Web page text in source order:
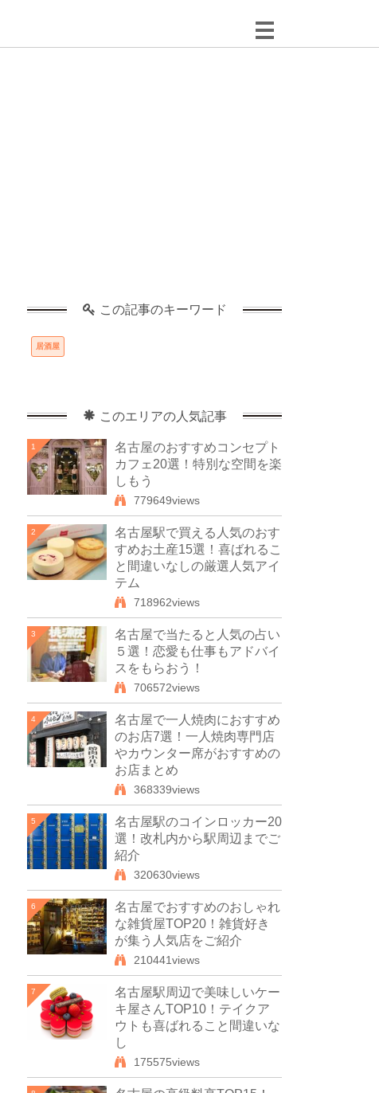
この記事のキーワード
居酒屋
このエリアの人気記事
1
名古屋のおすすめコンセプト
カフェ20選！特別な空間を楽
しもう
779649views
2
名古屋駅で買える人気のおす
すめお土産15選！喜ばれるこ
と間違いなしの厳選人気アイ
テム
718962views
3
名古屋で当たると人気の占い
５選！恋愛も仕事もアドバイ
スをもらおう！
706572views
4
名古屋で一人焼肉におすすめ
のお店7選！一人焼肉専門店
やカウンター席がおすすめの
お店まとめ
368339views
5
名古屋駅のコインロッカー20
選！改札内から駅周辺までご
紹介
320630views
6
名古屋でおすすめのおしゃれ
な雑貨屋TOP20！雑貨好き
が集う人気店をご紹介
210441views
7
名古屋駅周辺で美味しいケー
キ屋さんTOP10！テイクア
ウトも喜ばれること間違いな
し
175575views